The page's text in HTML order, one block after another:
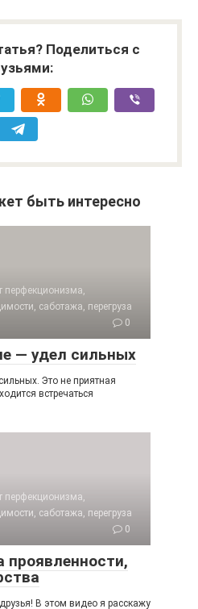
Поделиться с
быть интересно
перфекционизма,
саботажа, перегруза
0
— удел сильных
Это не приятная
встречаться
перфекционизма,
саботажа, перегруза
0
проявленности,
В этом видео я расскажу